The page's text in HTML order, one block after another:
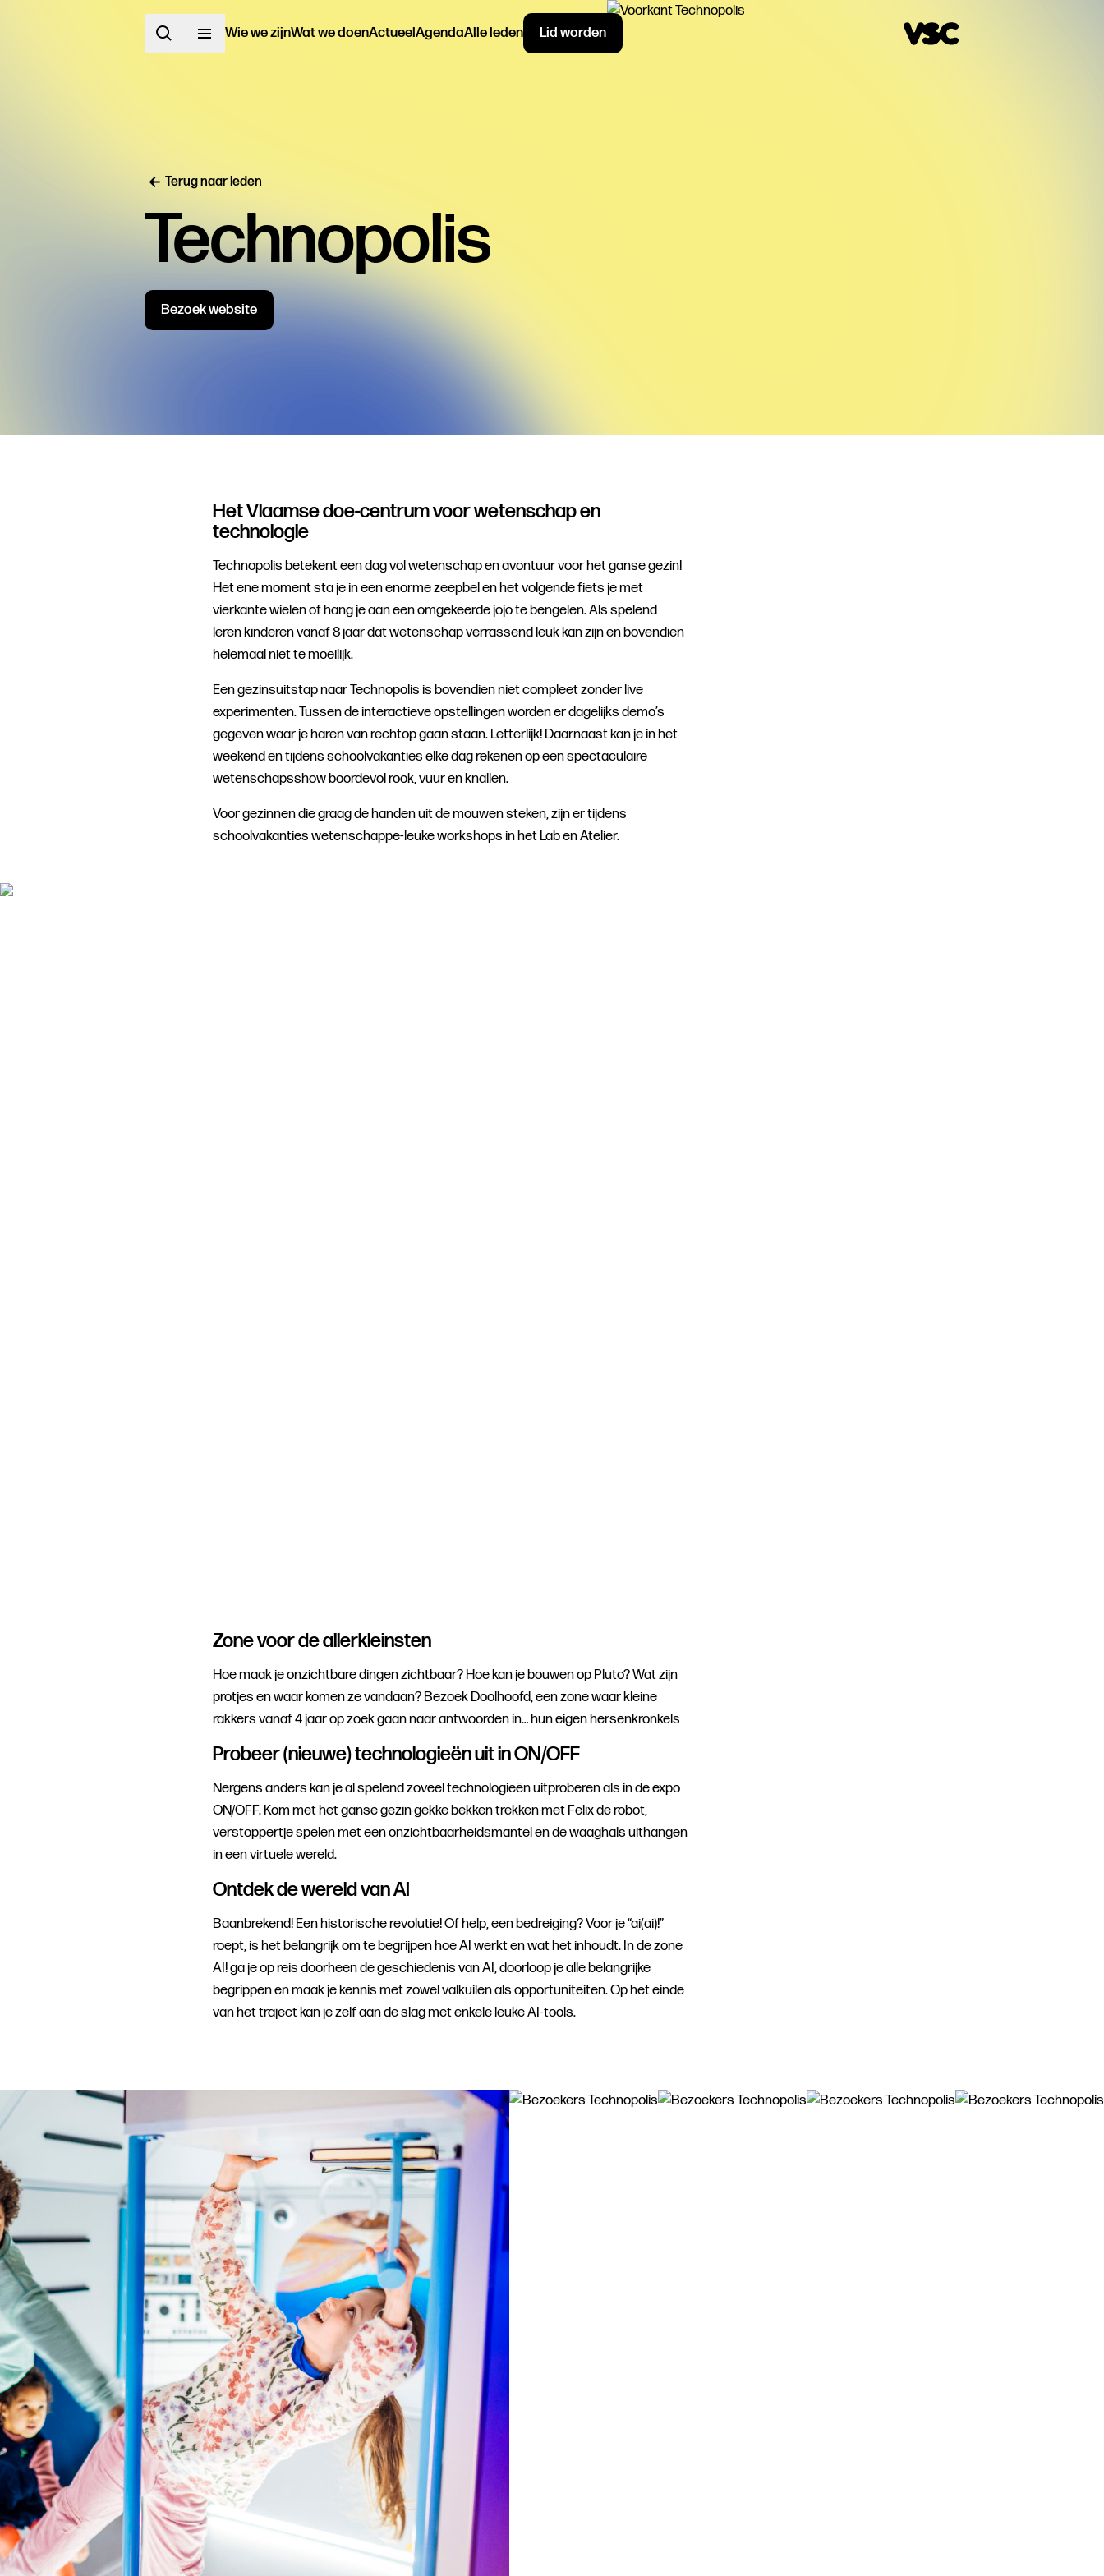
Wie we zijnWat we doenActueelAgendaAlle leden Lid worden
Terug naar leden
Technopolis
Bezoek website
Het Vlaamse doe-centrum voor wetenschap en
technologie
Technopolis betekent een dag vol wetenschap en avontuur voor het ganse gezin!
Het ene moment sta je in een enorme zeepbel en het volgende fiets je met
vierkante wielen of hang je aan een omgekeerde jojo te bengelen. Als spelend
leren kinderen vanaf 8 jaar dat wetenschap verrassend leuk kan zijn en bovendien
helemaal niet te moeilijk.
Een gezinsuitstap naar Technopolis is bovendien niet compleet zonder live
experimenten. Tussen de interactieve opstellingen worden er dagelijks demo’s
gegeven waar je haren van rechtop gaan staan. Letterlijk! Daarnaast kan je in het
weekend en tijdens schoolvakanties elke dag rekenen op een spectaculaire
wetenschapsshow boordevol rook, vuur en knallen.
Voor gezinnen die graag de handen uit de mouwen steken, zijn er tijdens
schoolvakanties wetenschappe-leuke workshops in het Lab en Atelier.
Zone voor de allerkleinsten
Hoe maak je onzichtbare dingen zichtbaar? Hoe kan je bouwen op Pluto? Wat zijn
protjes en waar komen ze vandaan? Bezoek Doolhoofd, een zone waar kleine
rakkers vanaf 4 jaar op zoek gaan naar antwoorden in… hun eigen hersenkronkels
Probeer (nieuwe) technologieën uit in ON/OFF
Nergens anders kan je al spelend zoveel technologieën uitproberen als in de expo
ON/OFF. Kom met het ganse gezin gekke bekken trekken met Felix de robot,
verstoppertje spelen met een onzichtbaarheidsmantel en de waaghals uithangen
in een virtuele wereld.
Ontdek de wereld van AI
Baanbrekend! Een historische revolutie! Of help, een bedreiging? Voor je “ai(ai)!”
roept, is het belangrijk om te begrijpen hoe AI werkt en wat het inhoudt. In de zone
AI! ga je op reis doorheen de geschiedenis van AI, doorloop je alle belangrijke
begrippen en maak je kennis met zowel valkuilen als opportuniteiten. Op het einde
van het traject kan je zelf aan de slag met enkele leuke AI-tools.